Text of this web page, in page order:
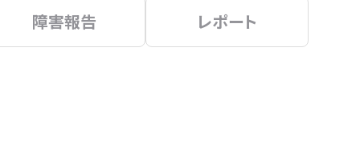
障害報告 レポート